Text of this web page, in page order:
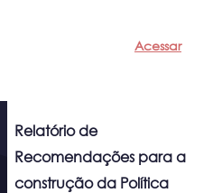
Acessar
Relatório de
Recomendações para a
construção da Política